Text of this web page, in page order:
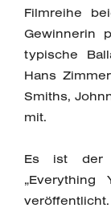
Filmreihe
Gewinnerin
typische
Hans
Smiths,
mit.
Es ist der